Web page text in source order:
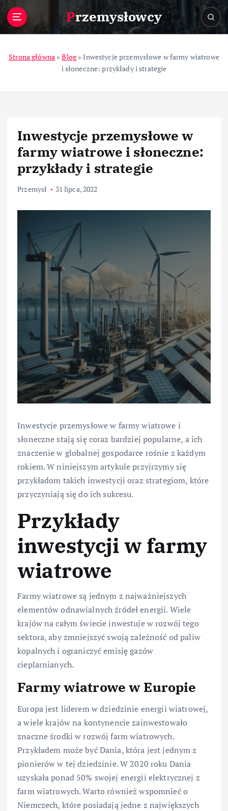
Przemysłowcy
Strona główna»Blog»Inwestycje przemysłowe w farmy wiatrowe
i słoneczne: przykłady i strategie
Inwestycje przemysłowe w
farmy wiatrowe i słoneczne:
przykłady i strategie
Przemysł 31 lipca, 2022
Inwestycje przemysłowe w farmy wiatrowe i
słoneczne stają się coraz bardziej popularne, a ich
znaczenie w globalnej gospodarce rośnie z każdym
rokiem. W niniejszym artykule przyjrzymy się
przykładom takich inwestycji oraz strategiom, które
przyczyniają się do ich sukcesu.
Przykłady
inwestycji w farmy
wiatrowe
Farmy wiatrowe są jednym z najważniejszych
elementów odnawialnych źródeł energii. Wiele
krajów na całym świecie inwestuje w rozwój tego
sektora, aby zmniejszyć swoją zależność od paliw
kopalnych i ograniczyć emisję gazów
cieplarnianych.
Farmy wiatrowe w Europie
Europa jest liderem w dziedzinie energii wiatrowej,
a wiele krajów na kontynencie zainwestowało
znaczne środki w rozwój farm wiatrowych.
Przykładem może być Dania, która jest jednym z
pionierów w tej dziedzinie. W 2020 roku Dania
uzyskała ponad 50% swojej energii elektrycznej z
farm wiatrowych. Warto również wspomnieć o
Niemczech, które posiadają jedne z największych